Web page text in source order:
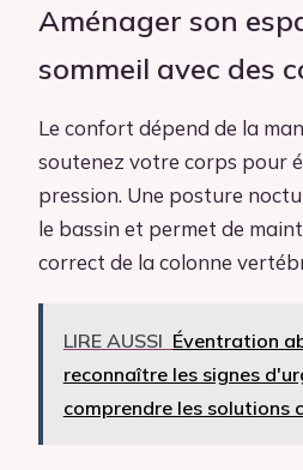
Aménager son
sommeil avec des
Le confort dépend de la
soutenez votre corps pour
pression. Une posture
le bassin et permet de
correct de la colonne
LIRE AUSSI Éventration
reconnaître les signes
comprendre les solutions